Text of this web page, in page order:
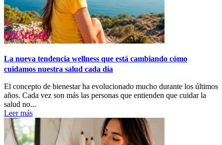
La nueva tendencia wellness que está cambiando cómo
cuidamos nuestra salud cada día
El concepto de bienestar ha evolucionado mucho durante los últimos
años. Cada vez son más las personas que entienden que cuidar la
salud no...
Leer más